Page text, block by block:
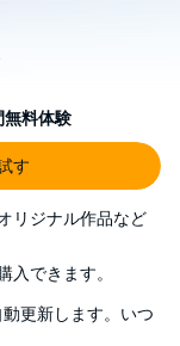
料体験
す
リジナル作品など
入できます。
更新します。いつ